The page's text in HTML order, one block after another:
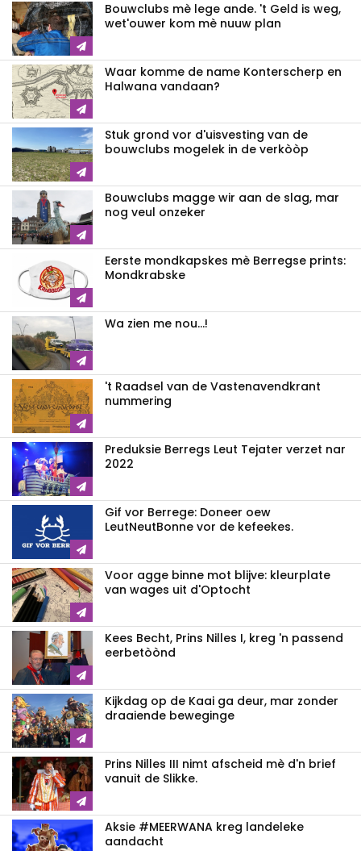
Bouwclubs mè lege ande. 't Geld is weg,
wet'ouwer kom mè nuuw plan
Waar komme de name Konterscherp en
Halwana vandaan?
Stuk grond vor d'uisvesting van de
bouwclubs mogelek in de verkòòp
Bouwclubs magge wir aan de slag, mar
nog veul onzeker
Eerste mondkapskes mè Berregse prints:
Mondkrabske
Wa zien me nou...!
't Raadsel van de Vastenavendkrant
nummering
Preduksie Berregs Leut Tejater verzet nar
2022
Gif vor Berrege: Doneer oew
LeutNeutBonne vor de kefeekes.
Voor agge binne mot blijve: kleurplate
van wages uit d'Optocht
Kees Becht, Prins Nilles I, kreg 'n passend
eerbetòònd
Kijkdag op de Kaai ga deur, mar zonder
draaiende beweginge
Prins Nilles III nimt afscheid mè d'n brief
vanuit de Slikke.
Aksie #MEERWANA kreg landeleke
aandacht